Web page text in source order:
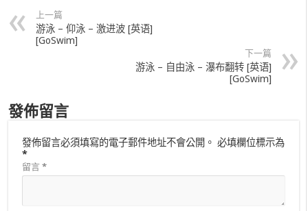
上一篇
游泳 – 仰泳 – 激进波 [英语]
[GoSwim]
下一篇
游泳 – 自由泳 – 瀑布翻转 [英语]
[GoSwim]
發佈留言
發佈留言必須填寫的電子郵件地址不會公開。 必填欄位標示為
*
留言*